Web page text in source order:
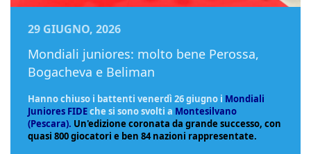
29 GIUGNO, 2026
Mondiali juniores: molto bene Perossa,
Bogacheva e Beliman
Hanno chiuso i battenti venerdì 26 giugno i Mondiali
Juniores FIDEche si sono svolti a Montesilvano
(Pescara). Un'edizione coronata da grande successo, con
quasi 800 giocatori e ben 84 nazioni rappresentate.